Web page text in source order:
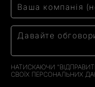
НАТИСКАЮЧИ
СВОЇХ ПЕРСОНАЛЬНИХ